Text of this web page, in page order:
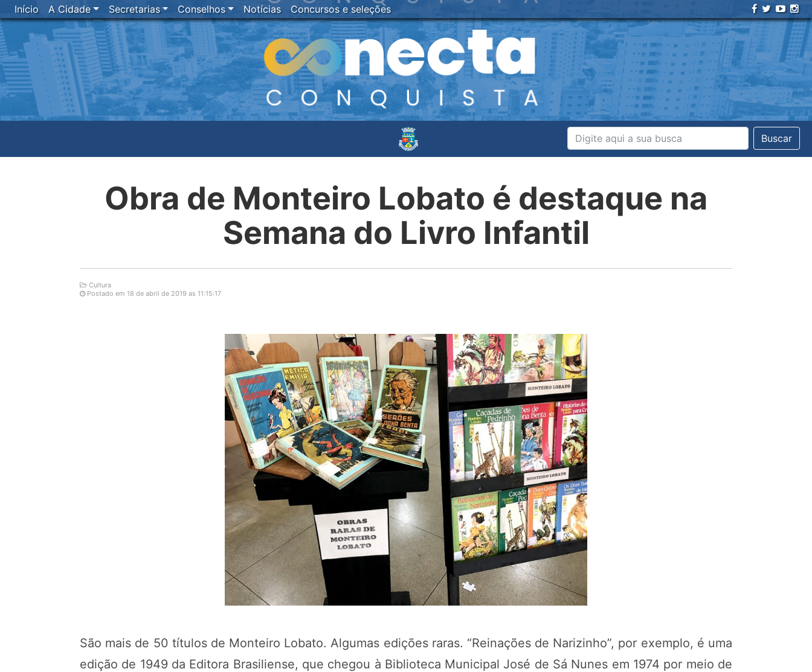
Início A Cidade Secretarias Conselhos Notícias Concursos e seleções
Buscar
Obra de Monteiro Lobato é destaque na
Semana do Livro Infantil
Cultura
Postado em 18 de abril de 2019 as 11:15:17
São mais de 50 títulos de Monteiro Lobato. Algumas edições raras. “Reinações de Narizinho”, por exemplo, é uma
edição de 1949 da Editora Brasiliense, que chegou à Biblioteca Municipal José de Sá Nunes em 1974 por meio de